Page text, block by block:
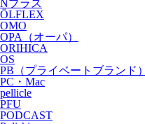
Nプラス
ÖLFLEX
OMO
OPA（オーパ）
ORIHICA
OS
PB（プライベートブランド）
PC・Mac
pellicle
PFU
PODCAST